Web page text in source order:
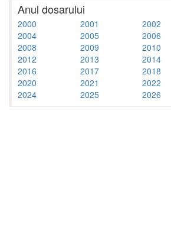
Anul dosarului
2000 2001 2002
2004
2005 2006
2008
2009 2010
2012
2013 2014
2016
2017 2018
2020
2021 2022
2024
2025 2026